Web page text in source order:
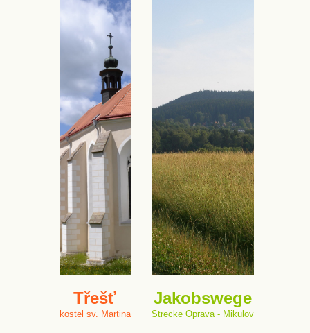
Třešť
kostel sv. Martina
Jakobswege
Strecke Oprava - Mikulov